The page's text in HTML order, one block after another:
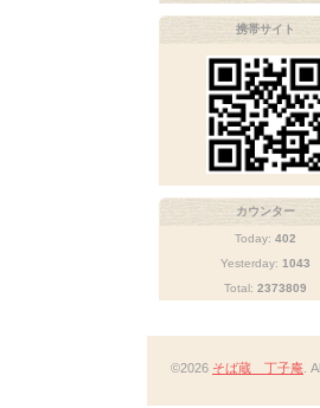
携帯サイト
カウンター
Today: 402
Yesterday: 1043
Total: 2373809
©2026 そば蔵 丁子庵 .